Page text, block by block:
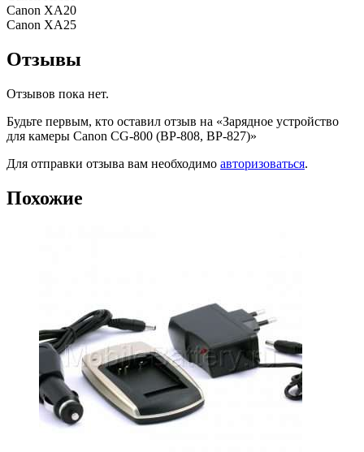
Canon XA20
Canon XA25
Отзывы
Отзывов пока нет.
Будьте первым, кто оставил отзыв на «Зарядное устройство
для камеры Canon CG-800 (BP-808, BP-827)»
Для отправки отзыва вам необходимо авторизоваться.
Похожие